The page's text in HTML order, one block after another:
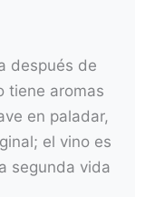
después de
tiene aromas
en paladar,
el vino es
segunda vida